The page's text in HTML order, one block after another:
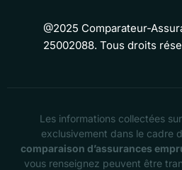
@2025 Comparateur-
25002088. Tous droits
Les informations collectées
exclusivement dans le cadre
comparaison d’assurances
vous renseignez peuvent être